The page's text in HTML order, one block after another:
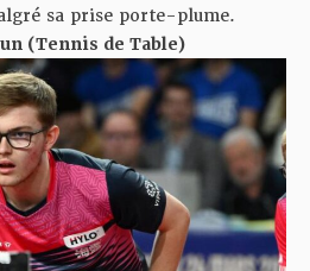
sa prise porte-plume.
(Tennis de Table)